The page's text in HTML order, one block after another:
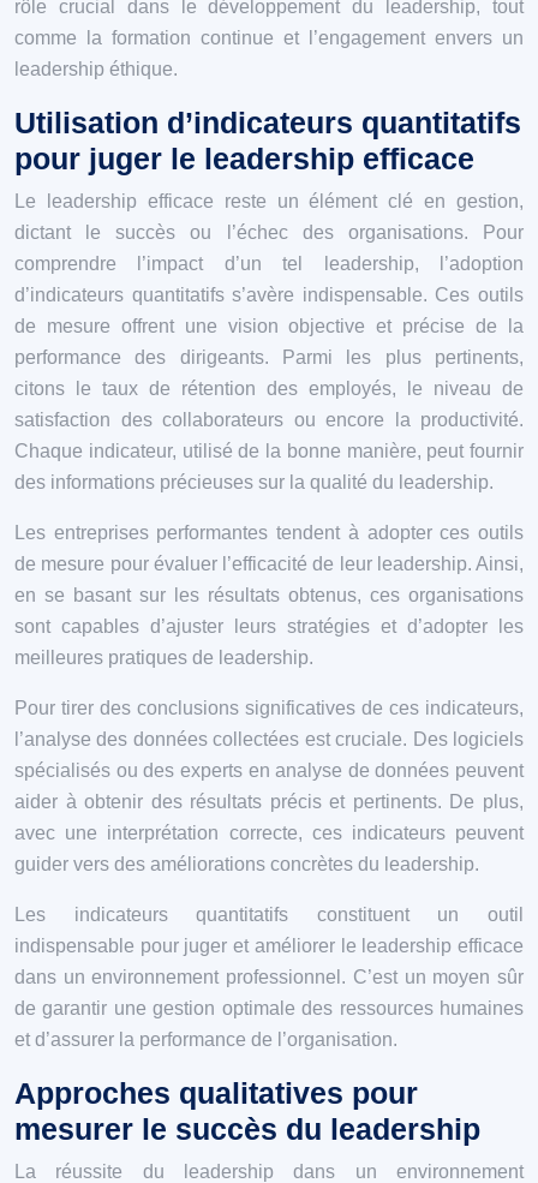
rôle crucial dans le développement du leadership, tout
comme la formation continue et l’engagement envers un
leadership éthique.
Utilisation d’indicateurs quantitatifs
pour juger le leadership efficace
Le leadership efficace reste un élément clé en gestion,
dictant le succès ou l’échec des organisations. Pour
comprendre l’impact d’un tel leadership, l’adoption
d’indicateurs quantitatifs s’avère indispensable. Ces outils
de mesure offrent une vision objective et précise de la
performance des dirigeants. Parmi les plus pertinents,
citons le taux de rétention des employés, le niveau de
satisfaction des collaborateurs ou encore la productivité.
Chaque indicateur, utilisé de la bonne manière, peut fournir
des informations précieuses sur la qualité du leadership.
Les entreprises performantes tendent à adopter ces outils
de mesure pour évaluer l’efficacité de leur leadership. Ainsi,
en se basant sur les résultats obtenus, ces organisations
sont capables d’ajuster leurs stratégies et d’adopter les
meilleures pratiques de leadership.
Pour tirer des conclusions significatives de ces indicateurs,
l’analyse des données collectées est cruciale. Des logiciels
spécialisés ou des experts en analyse de données peuvent
aider à obtenir des résultats précis et pertinents. De plus,
avec une interprétation correcte, ces indicateurs peuvent
guider vers des améliorations concrètes du leadership.
Les indicateurs quantitatifs constituent un outil
indispensable pour juger et améliorer le leadership efficace
dans un environnement professionnel. C’est un moyen sûr
de garantir une gestion optimale des ressources humaines
et d’assurer la performance de l’organisation.
Approches qualitatives pour
mesurer le succès du leadership
La réussite du leadership dans un environnement